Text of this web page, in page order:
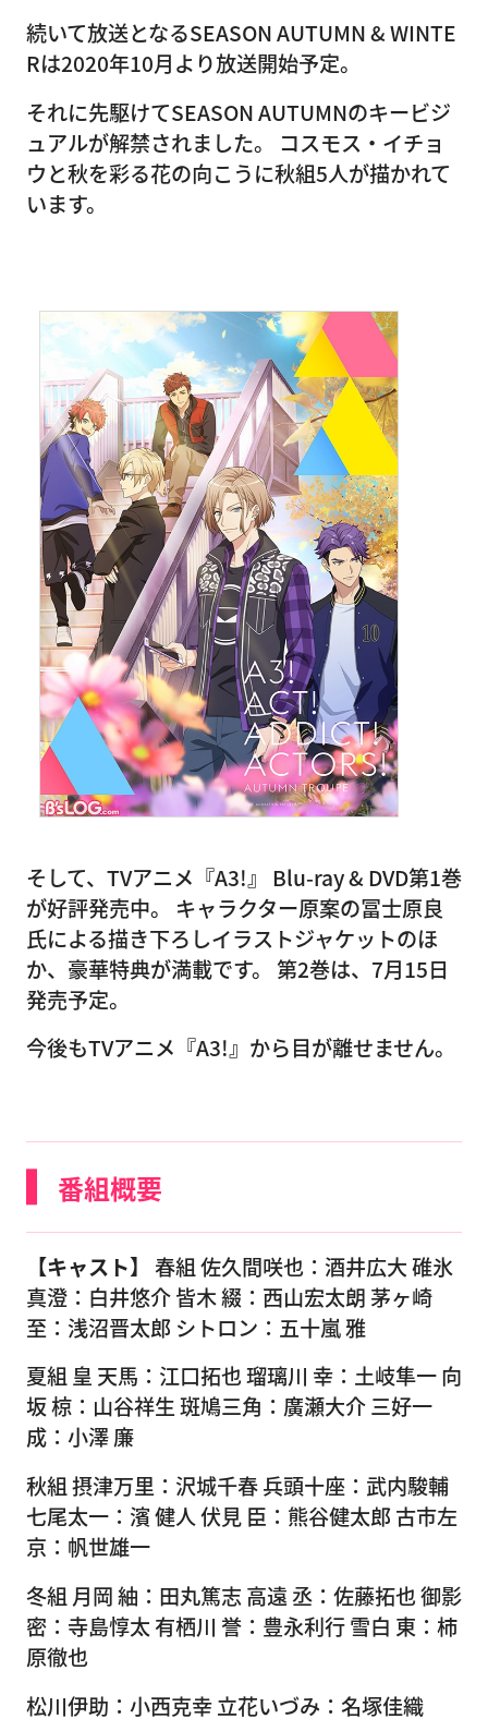
続いて放送となるSEASON AUTUMN & WINTE
Rは2020年10月より放送開始予定。
それに先駆けてSEASON AUTUMNのキービジ
ュアルが解禁されました。 コスモス・イチョ
ウと秋を彩る花の向こうに秋組5人が描かれて
います。
そして、TVアニメ『A3!』 Blu-ray & DVD第1巻
が好評発売中。 キャラクター原案の冨士原良
氏による描き下ろしイラストジャケットのほ
か、豪華特典が満載です。 第2巻は、7月15日
発売予定。
今後もTVアニメ『A3!』から目が離せません。
番組概要
【キャスト】 春組 佐久間咲也：酒井広大 碓氷
真澄：白井悠介 皆木 綴：西山宏太朗 茅ヶ崎
至：浅沼晋太郎 シトロン：五十嵐 雅
夏組 皇 天馬：江口拓也 瑠璃川 幸：土岐隼一 向
坂 椋：山谷祥生 斑鳩三角：廣瀬大介 三好一
成：小澤 廉
秋組 摂津万里：沢城千春 兵頭十座：武内駿輔
七尾太一：濱 健人 伏見 臣：熊谷健太郎 古市左
京：帆世雄一
冬組 月岡 紬：田丸篤志 高遠 丞：佐藤拓也 御影
密：寺島惇太 有栖川 誉：豊永利行 雪白 東：柿
原徹也
松川伊助：小西克幸 立花いづみ：名塚佳織